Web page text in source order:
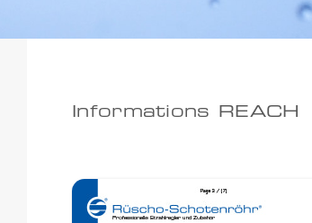
Informations REACH